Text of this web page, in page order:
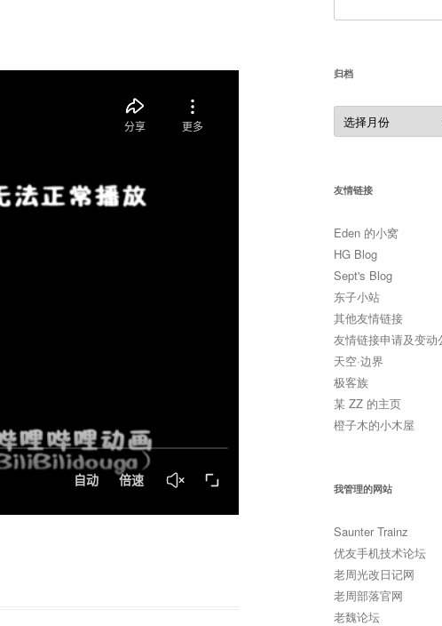
索：
归档
归
档
友情链接
Eden 的小窝
HG Blog
Sept's Blog
东子小站
其他友情链接
友情链接申请及变动
天空·边界
极客族
某 ZZ 的主页
橙子木的小木屋
我管理的网站
Saunter Trainz
优友手机技术论坛
老周光改日记网
老周部落官网
老魏论坛